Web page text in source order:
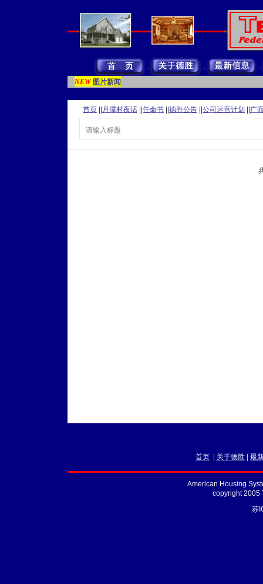
NEW 图片新闻
首页 ||月潭村夜话 ||任命书 ||德胜公告 ||公司运营计划 ||广
首页 | 关于德胜| 最
American Housing
copyright 2005
苏